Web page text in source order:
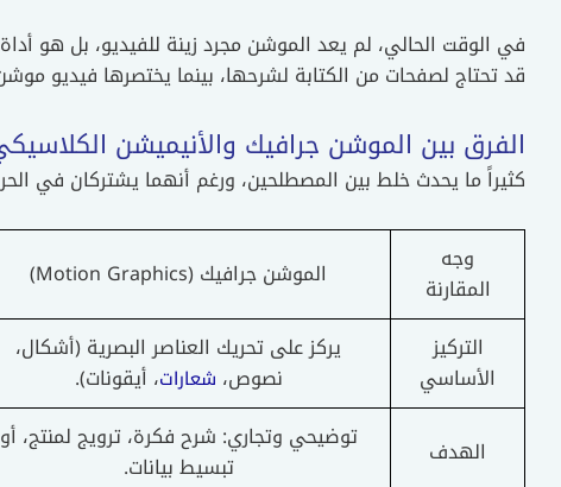
في الوقت الحالي، لم يعد الموشن مجرد زينة للفيديو، بل هو
قد تحتاج لصفحات من الكتابة لشرحها، بينما يختصرها فيديو
الفرق بين الموشن جرافيك والأنيميشن
كثيراً ما يحدث خلط بين المصطلحين، ورغم أنهما يشتركان في
وجه
المقارنة
الموشن جرافيك (Motion Graphics)
التركيز
الأساسي
يركز على تحريك العناصر البصرية (أشكال،
نصوص، شعارات، أيقونات).
الهدف
توضيحي وتجاري: شرح فكرة، ترويج لمنتج، أو
تبسيط بيانات.